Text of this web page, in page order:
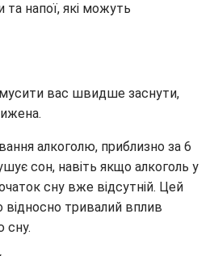
та напої, які можуть
вас швидше заснути,
алкоголю, приблизно за 6
сон, навіть якщо алкоголь у
сну вже відсутній. Цей
тривалий вплив
сну.